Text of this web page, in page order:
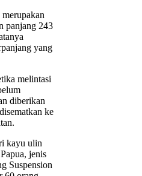
panjang 243
yang
melintasi
diberikan
ke
kayu ulin
jenis
Suspension